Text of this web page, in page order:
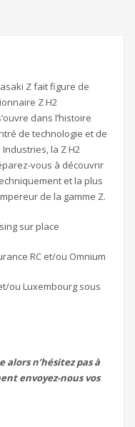
Z fait figure de
Z H2
dans l’histoire
de technologie et de
la Z H2
vous à découvrir
et la plus
de la gamme Z.
sur place
RC et/ou Omnium
ou Luxembourg sous
alors n’hésitez pas à
envoyez-nous vos